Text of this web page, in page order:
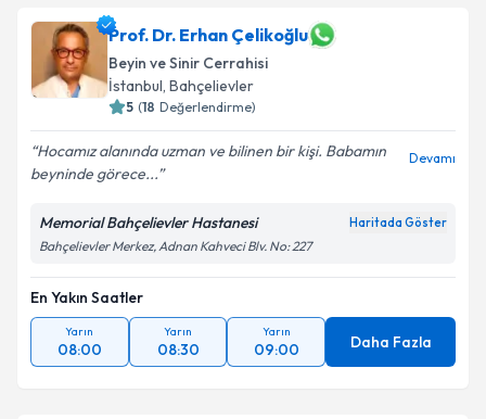
Prof. Dr. Erhan Çelikoğlu
Beyin ve Sinir Cerrahisi
İstanbul, Bahçelievler
5 (18 Değerlendirme)
Hocamız alanında uzman ve bilinen bir kişi. Babamın
beyninde görece...
Devamı
Memorial Bahçelievler Hastanesi Haritada Göster
Bahçelievler Merkez, Adnan Kahveci Blv. No: 227
En Yakın Saatler
Yarın
08:00
Yarın
08:30
Yarın
09:00 Daha Fazla